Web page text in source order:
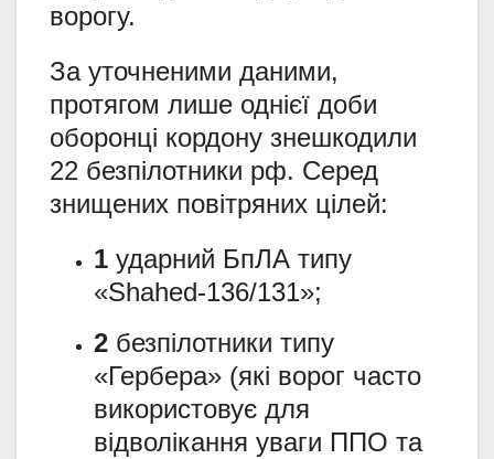
ворогу.
За уточненими даними,
протягом лише однієї доби
оборонці кордону знешкодили
22 безпілотники рф. Серед
знищених повітряних цілей:
1 ударний БпЛА типу
«Shahed-136/131»;
2 безпілотники типу
«Гербера» (які ворог часто
використовує для
відволікання уваги ППО та